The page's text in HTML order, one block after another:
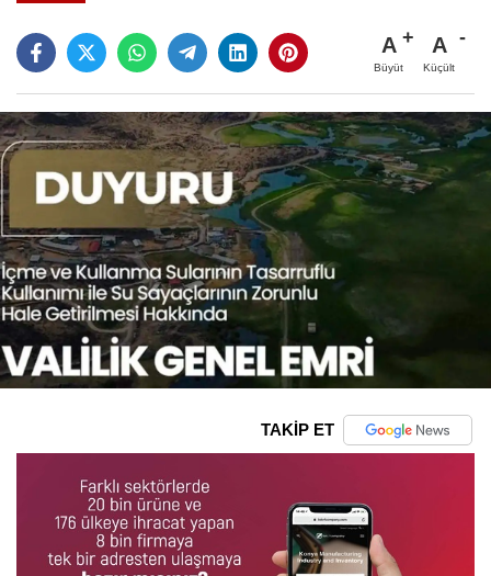
A
Büyüt
A
Küçült
TAKİP ET